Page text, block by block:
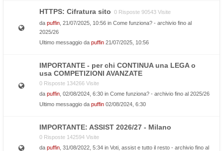
HTTPS: Cifratura sito 0 Risposte 90543 Visite
da puffin , 21/07/2025, 10:56 in Come funziona? - archivio fino al
2025/26
Ultimo messaggio da puffin 21/07/2025, 10:56
IMPORTANTE - per chi CONTINUA una LEGA o
usa COMPETIZIONI AVANZATE
0 Risposte 134266 Visite
da puffin , 02/08/2024, 6:30 in Come funziona? - archivio fino al 2025/26
Ultimo messaggio da puffin 02/08/2024, 6:30
IMPORTANTE: ASSIST 2026/27 - Milano
0 Risposte 142594 Visite
da puffin , 31/08/2022, 5:34 in Voti, assist e tutto il resto - archivio fino al